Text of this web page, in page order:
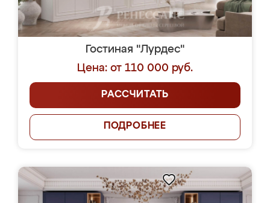
Гостиная "Лурдес"
Цена: от 110 000 руб.
РАССЧИТАТЬ
ПОДРОБНЕЕ